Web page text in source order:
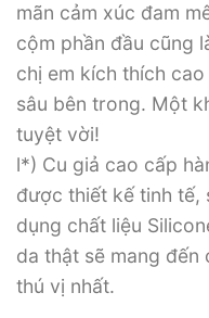
mãn cảm xúc đam
cộm phần đầu cũng
chị em kích thích
sâu bên trong. Một
tuyệt vời!
l*) Cu giả cao cấp
được thiết kế tinh tế,
dụng chất liệu
da thật sẽ mang đến
thú vị nhất.